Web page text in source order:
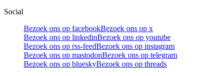
Social
Bezoek ons op facebookBezoek ons op x
Bezoek ons op linkedinBezoek ons op youtube
Bezoek ons op rss-feedBezoek ons op instagram
Bezoek ons op mastodonBezoek ons op telegram
Bezoek ons op blueskyBezoek ons op threads